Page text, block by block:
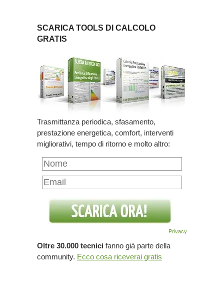
SCARICA TOOLS DI CALCOLO
GRATIS
Trasmittanza periodica, sfasamento,
prestazione energetica, comfort, interventi
migliorativi, tempo di ritorno e molto altro:
Privacy
Oltre 30.000 tecnici fanno già parte della
community. Ecco cosa riceverai gratis